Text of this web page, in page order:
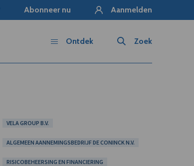
Abonneer nu Aanmelden
Zoek
Ontdek
VELA GROUP B.V.
ALGEMEEN AANNEMINGSBEDRIJF DE CONINCK N.V.
RISICOBEHEERSING EN FINANCIERING